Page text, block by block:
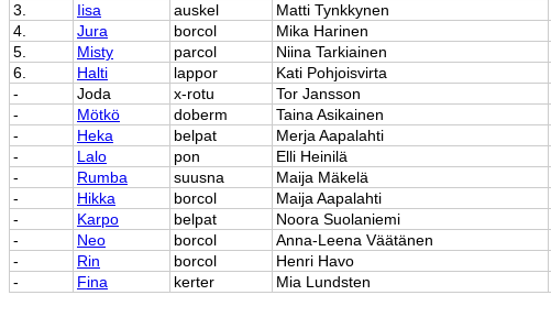
3.
Iisa auskel Matti Tynkkynen
4.
Jura borcol Mika Harinen
5.
Misty parcol Niina Tarkiainen
6.
Halti lappor Kati Pohjoisvirta
-
Joda x-rotu Tor Jansson
-
Mötkö doberm Taina Asikainen
-
Heka belpat Merja Aapalahti
-
Lalo pon Elli Heinilä
-
Rumba suusna Maija Mäkelä
-
Hikka borcol Maija Aapalahti
-
Karpo belpat Noora Suolaniemi
-
Neo borcol Anna-Leena Väätänen
-
Rin borcol Henri Havo
-
Fina kerter Mia Lundsten